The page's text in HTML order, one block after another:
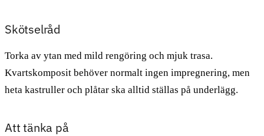
Skötselråd
Torka av ytan med mild rengöring och mjuk trasa.
Kvartskomposit behöver normalt ingen impregnering, men
heta kastruller och plåtar ska alltid ställas på underlägg.
Att tänka på